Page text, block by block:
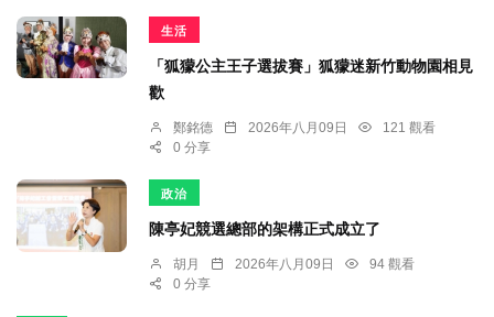
生活
「狐獴公主王子選拔賽」狐獴迷新竹動物園相見
歡
鄭銘德 2026年八月09日
121 觀看
0 分享
政治
陳亭妃競選總部的架構正式成立了
胡月 2026年八月09日
94 觀看
0 分享